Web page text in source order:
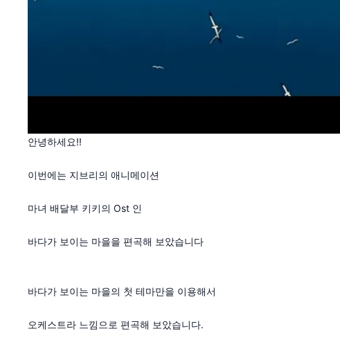
안녕하세요!!
이번에는 지브리의 애니메이션
마녀 배달부 키키의 Ost 인
바다가 보이는 마을을 편곡해 보았습니다
바다가 보이는 마을의 첫 테마만을 이용해서
오케스트라 느낌으로 편곡해 보았습니다.